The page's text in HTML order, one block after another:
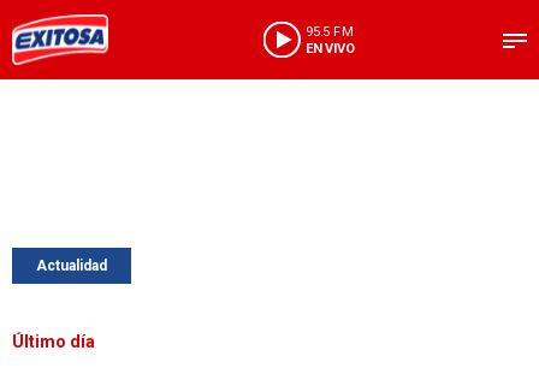
95.5 FM
EN VIVO
Actualidad
Último día